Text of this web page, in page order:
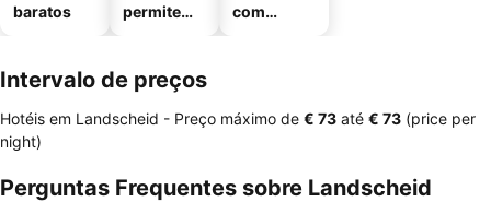
baratos
permitem
com
Intervalo de preços
Hotéis em Landscheid - Preço máximo de ‎€ 73 até ‎€ 73 (price per
night)
Perguntas Frequentes sobre Landscheid